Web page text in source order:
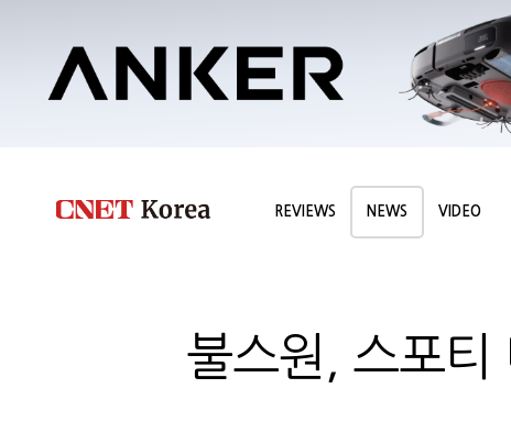
REVIEWS NEWS VIDEO
불스원, 스포